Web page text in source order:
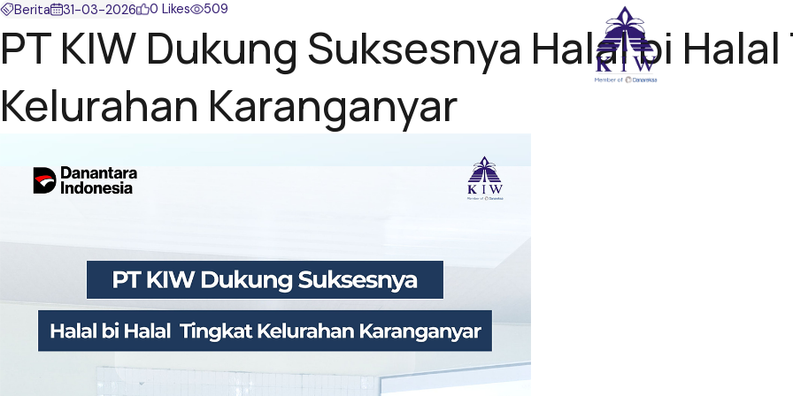
Berita 31-03-2026 0 Likes 509
PT KIW Dukung Suksesnya Halal bi
Kelurahan Karanganyar